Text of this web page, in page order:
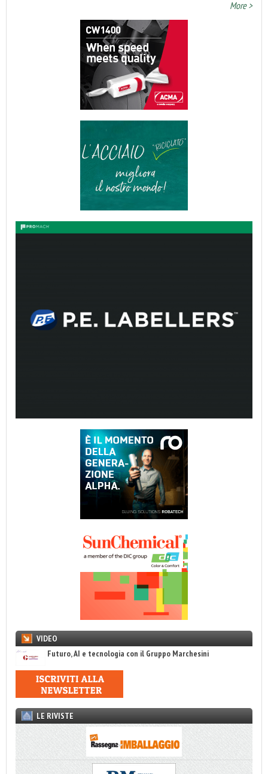
More >
VIDEO
Futuro, AI e tecnologia con il Gruppo Marchesini
LE RIVISTE